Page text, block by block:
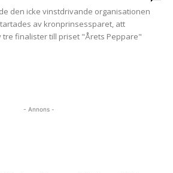
den icke vinstdrivande organisationen
av kronprinsessparet, att
tre finalister till priset "Årets Peppare"
- Annons -